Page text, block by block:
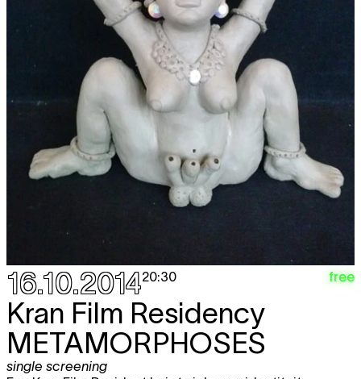
16.10.201420:30 free
Kran Film Residency
METAMORPHOSES
single screening